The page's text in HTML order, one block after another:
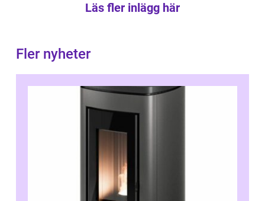
Läs fler inlägg här
Fler nyheter